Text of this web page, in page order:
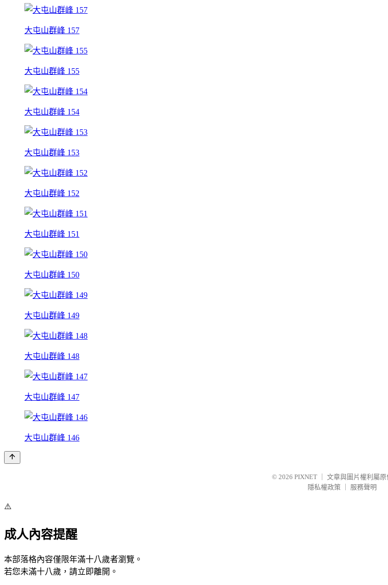
大屯山群峰 157
大屯山群峰 155
大屯山群峰 154
大屯山群峰 153
大屯山群峰 152
大屯山群峰 151
大屯山群峰 150
大屯山群峰 149
大屯山群峰 148
大屯山群峰 147
大屯山群峰 146
© 2026 PIXNET
文章與圖片權利屬原
隱私權政策
服務聲明
⚠️
成人內容提醒
本部落格內容僅限年滿十八歲者瀏覽。
若您未滿十八歲，請立即離開。